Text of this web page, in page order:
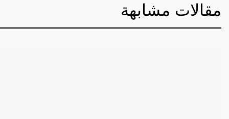
مقالات مشابهة